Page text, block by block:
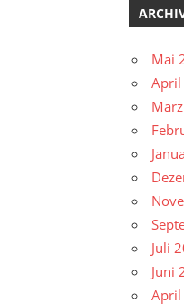
Mai
April
Juli
Juni
April